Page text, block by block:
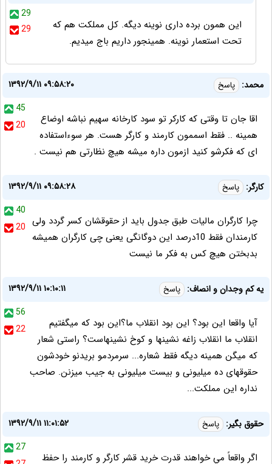
29
29
این همون برده داری نوینه دیگه. کل مملکت هم که
تحت استعمار نوینه. همینجور داریم باج میدیم.
محمد: پاسخ
۱۳۹۲/۹/۱۱ ۰۹:۵۸:۲۰
45
20
اقا جان تا وقتی که کارکر تو سود کارخانه سهیم نباشه اوضاع
همینه .. فقط اسممون کارمند و کارگر هست. هر سوءاستفاده
ای که فکرشو کنید ازمون داره میشه هیچ نظارتی هم نیست .
کارگر: پاسخ
۱۳۹۲/۹/۱۱ ۰۹:۵۸:۲۸
40
20 چرا کارگران مالیات طبق جدول باید از حقوقشان کسر گردد ولی
کارمندان فقط 10درصد این دوگانگی یعنی چی کارگران همیشه
بدبختن هیچ کس به فکر ما نیست
یه کم وجدان و انصاف: پاسخ
۱۳۹۲/۹/۱۱ ۱۰:۱۰:۱۱
56
22
آیا واقعا این بود؟ این بود انقلاب ما؟این بود که میگفتیم
انقلاب ما انقلاب زاغه نشینها و کوخ نشینهاست؟ راستی شعار
که میگن همینه دیگه فقط شعاره... سرمردمو بریدنو خودشون
حقوقهای ده میلیونی و بیست میلیونی به جیب میزنن. صاحب
نداره این مملکت...
حقوق بگير: پاسخ
۱۳۹۲/۹/۱۱ ۱۱:۰۱:۵۲
27
اگر واقعاً مي خواهند قدرت خريد قشر كارگر و كارمند را حفظ